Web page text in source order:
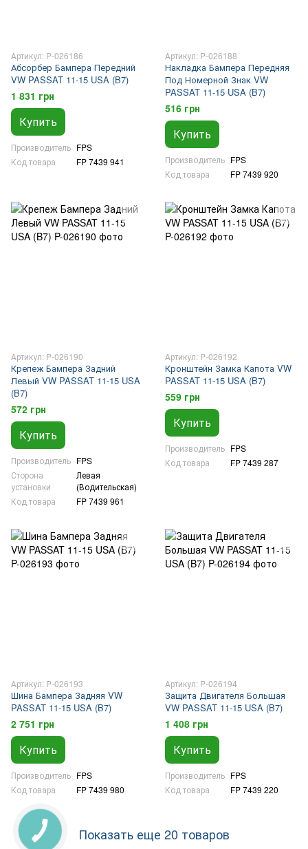
Артикул: P-026186
Абсорбер Бампера Передний
VW PASSAT 11-15 USA (B7)
1 831 грн
Купить
Производитель FPS
Код товара
FP 7439 941
Артикул: P-026188
Накладка Бампера Передняя
Под Номерной Знак VW
PASSAT 11-15 USA (B7)
516 грн
Купить
Производитель FPS
Код товара
FP 7439 920
Артикул: P-026190
Крепеж Бампера Задний
Левый VW PASSAT 11-15 USA
(B7)
572 грн
Купить
Производитель FPS
Сторона
установки
Левая
(Водительская)
Код товара
FP 7439 961
Артикул: P-026192
Кронштейн Замка Капота VW
PASSAT 11-15 USA (B7)
559 грн
Купить
Производитель FPS
Код товара
FP 7439 287
Артикул: P-026193
Шина Бампера Задняя VW
PASSAT 11-15 USA (B7)
2 751 грн
Купить
Производитель FPS
Код товара
FP 7439 980
Артикул: P-026194
Защита Двигателя Большая
VW PASSAT 11-15 USA (B7)
1 408 грн
Купить
Производитель FPS
Код товара
FP 7439 220
Показать еще 20 товаров